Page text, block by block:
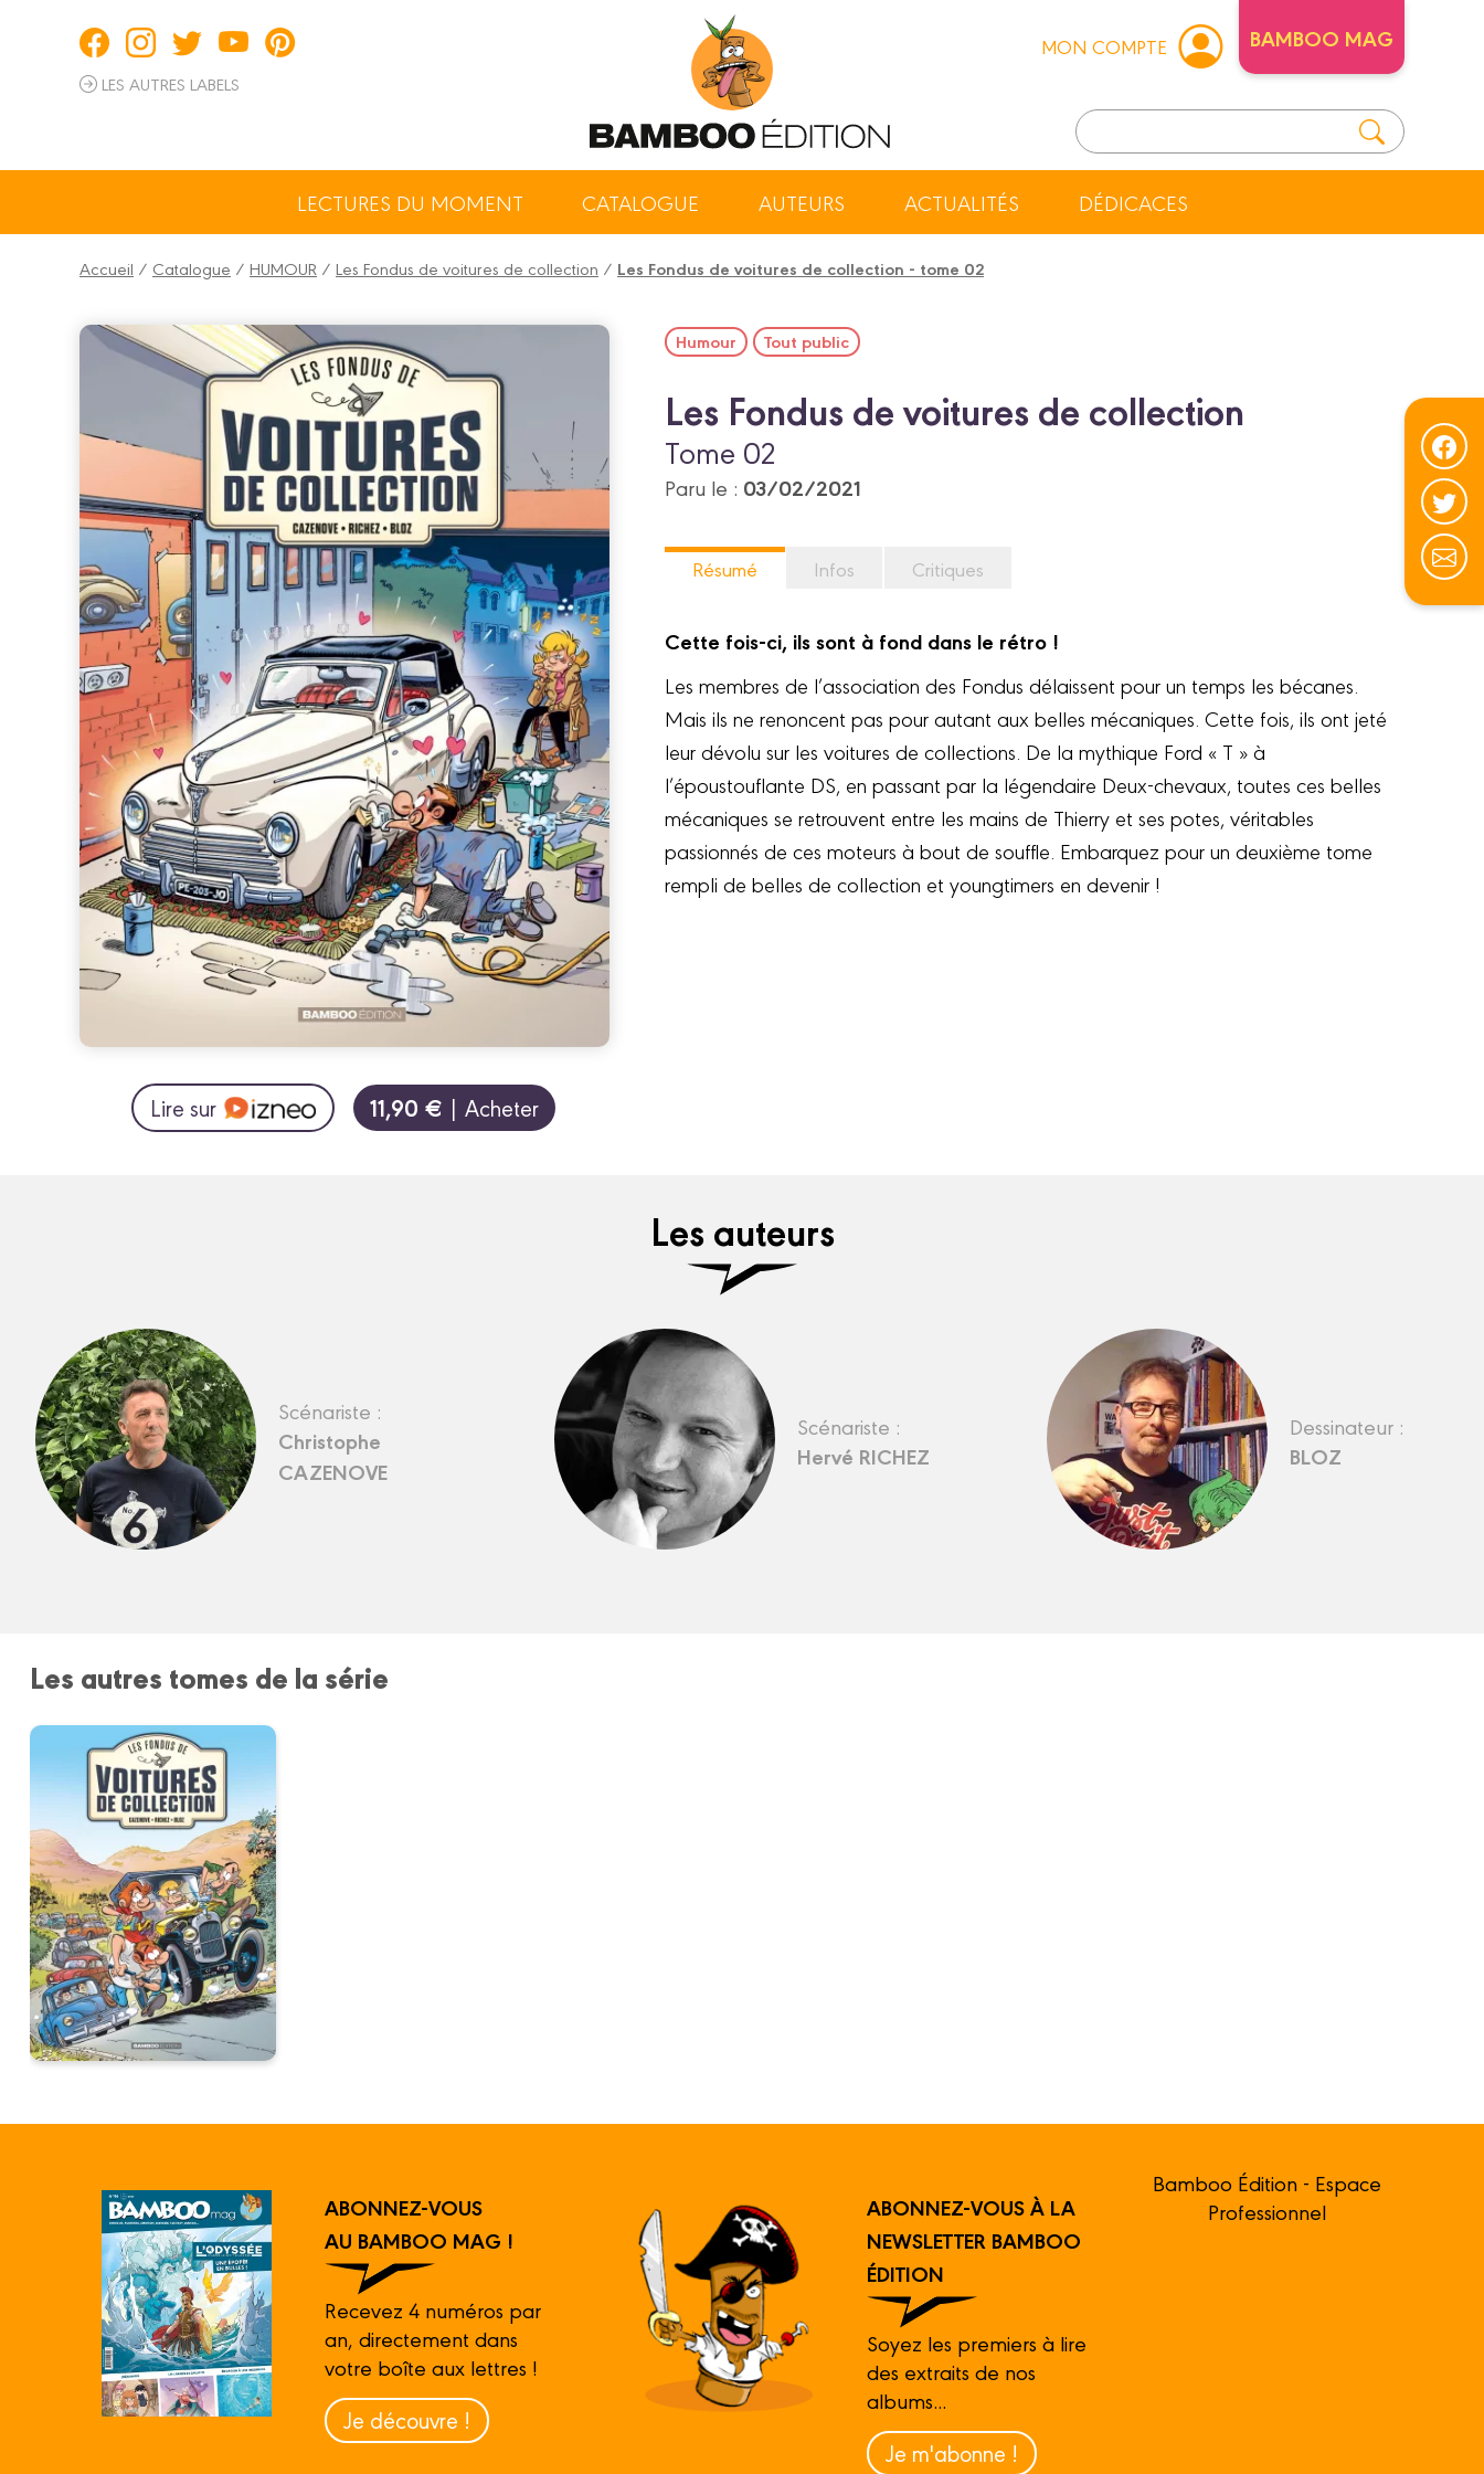
LES AUTRES LABELS
MON COMPTE BAMBOO MAG
LECTURES DU MOMENT CATALOGUE AUTEURS ACTUALITÉS DÉDICACES
Accueil / Catalogue / HUMOUR / Les Fondus de voitures de collection / Les Fondus de voitures de collection - tome 02
Lire sur 11,90 € | Acheter
Humour Tout public
Les Fondus de voitures de collection
Tome 02
Paru le : 03/02/2021
Résumé Infos Critiques
Cette fois-ci, ils sont à fond dans le rétro !
Les membres de l’association des Fondus délaissent pour un temps les bécanes.
Mais ils ne renoncent pas pour autant aux belles mécaniques. Cette fois, ils ont jeté
leur dévolu sur les voitures de collections. De la mythique Ford « T » à
l’époustouflante DS, en passant par la légendaire Deux-chevaux, toutes ces belles
mécaniques se retrouvent entre les mains de Thierry et ses potes, véritables
passionnés de ces moteurs à bout de souffle. Embarquez pour un deuxième tome
rempli de belles de collection et youngtimers en devenir !
Les auteurs
Scénariste :
Christophe
CAZENOVE
Scénariste :
Hervé RICHEZ
Dessinateur :
BLOZ
Les autres tomes de la série
ABONNEZ-VOUS
AU BAMBOO MAG !
Recevez 4 numéros par
an, directement dans
votre boîte aux lettres !
Je découvre !
ABONNEZ-VOUS À LA
NEWSLETTER BAMBOO
ÉDITION
Soyez les premiers à lire
des extraits de nos
albums...
Je m'abonne !
Bamboo Édition - Espace
Professionnel